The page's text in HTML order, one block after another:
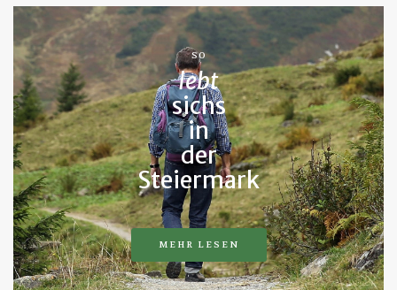
SO
lebt
sichs
in
der
Steiermark
MEHR LESEN